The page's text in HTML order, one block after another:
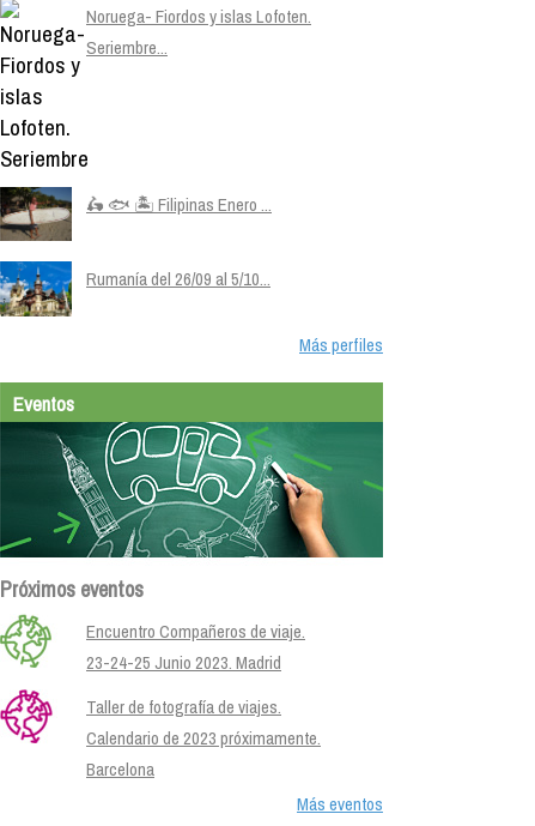
Noruega- Fiordos y islas Lofoten.
Seriembre...
🛵 🐟 🏝️ Filipinas Enero ...
Rumanía del 26/09 al 5/10...
Más perfiles
Eventos
Próximos eventos
Encuentro Compañeros de viaje.
23-24-25 Junio 2023. Madrid
Taller de fotografía de viajes.
Calendario de 2023 próximamente.
Barcelona
Más eventos